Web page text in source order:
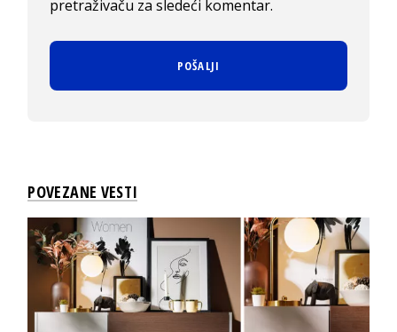
pretraživaču za sledeći komentar.
POVEZANE VESTI